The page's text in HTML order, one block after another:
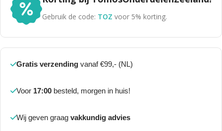
Gebruik de code: TOZ voor 5% korting.
Gratis verzending vanaf €99,- (NL)
Voor 17:00 besteld, morgen in huis!
Wij geven graag vakkundig advies